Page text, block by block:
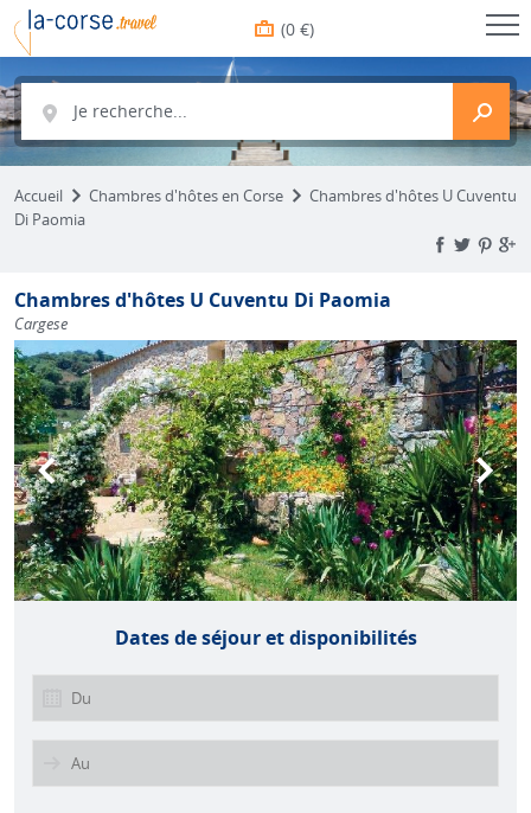
(0 €)
Je recherche...
Accueil Chambres d'hôtes en Corse
Chambres d'hôtes U Cuventu
Di Paomia
Chambres d'hôtes U Cuventu Di Paomia
Cargese
Dates de séjour et disponibilités